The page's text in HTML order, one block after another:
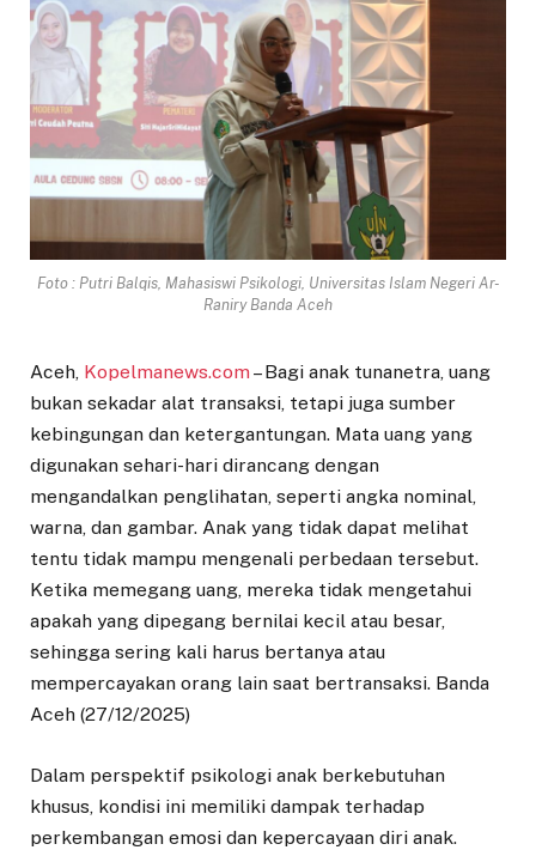
Foto : Putri Balqis, Mahasiswi Psikologi, Universitas Islam Negeri Ar-
Raniry Banda Aceh
Aceh, Kopelmanews.com– Bagi anak tunanetra, uang
bukan sekadar alat transaksi, tetapi juga sumber
kebingungan dan ketergantungan. Mata uang yang
digunakan sehari-hari dirancang dengan
mengandalkan penglihatan, seperti angka nominal,
warna, dan gambar. Anak yang tidak dapat melihat
tentu tidak mampu mengenali perbedaan tersebut.
Ketika memegang uang, mereka tidak mengetahui
apakah yang dipegang bernilai kecil atau besar,
sehingga sering kali harus bertanya atau
mempercayakan orang lain saat bertransaksi. Banda
Aceh (27/12/2025)
Dalam perspektif psikologi anak berkebutuhan
khusus, kondisi ini memiliki dampak terhadap
perkembangan emosi dan kepercayaan diri anak.